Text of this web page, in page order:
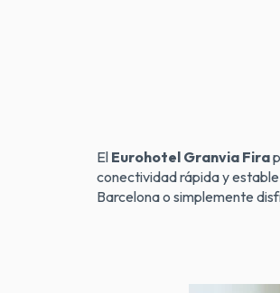
El Eurohotel Granvia Fira
conectividad rápida y
Barcelona o simplemente